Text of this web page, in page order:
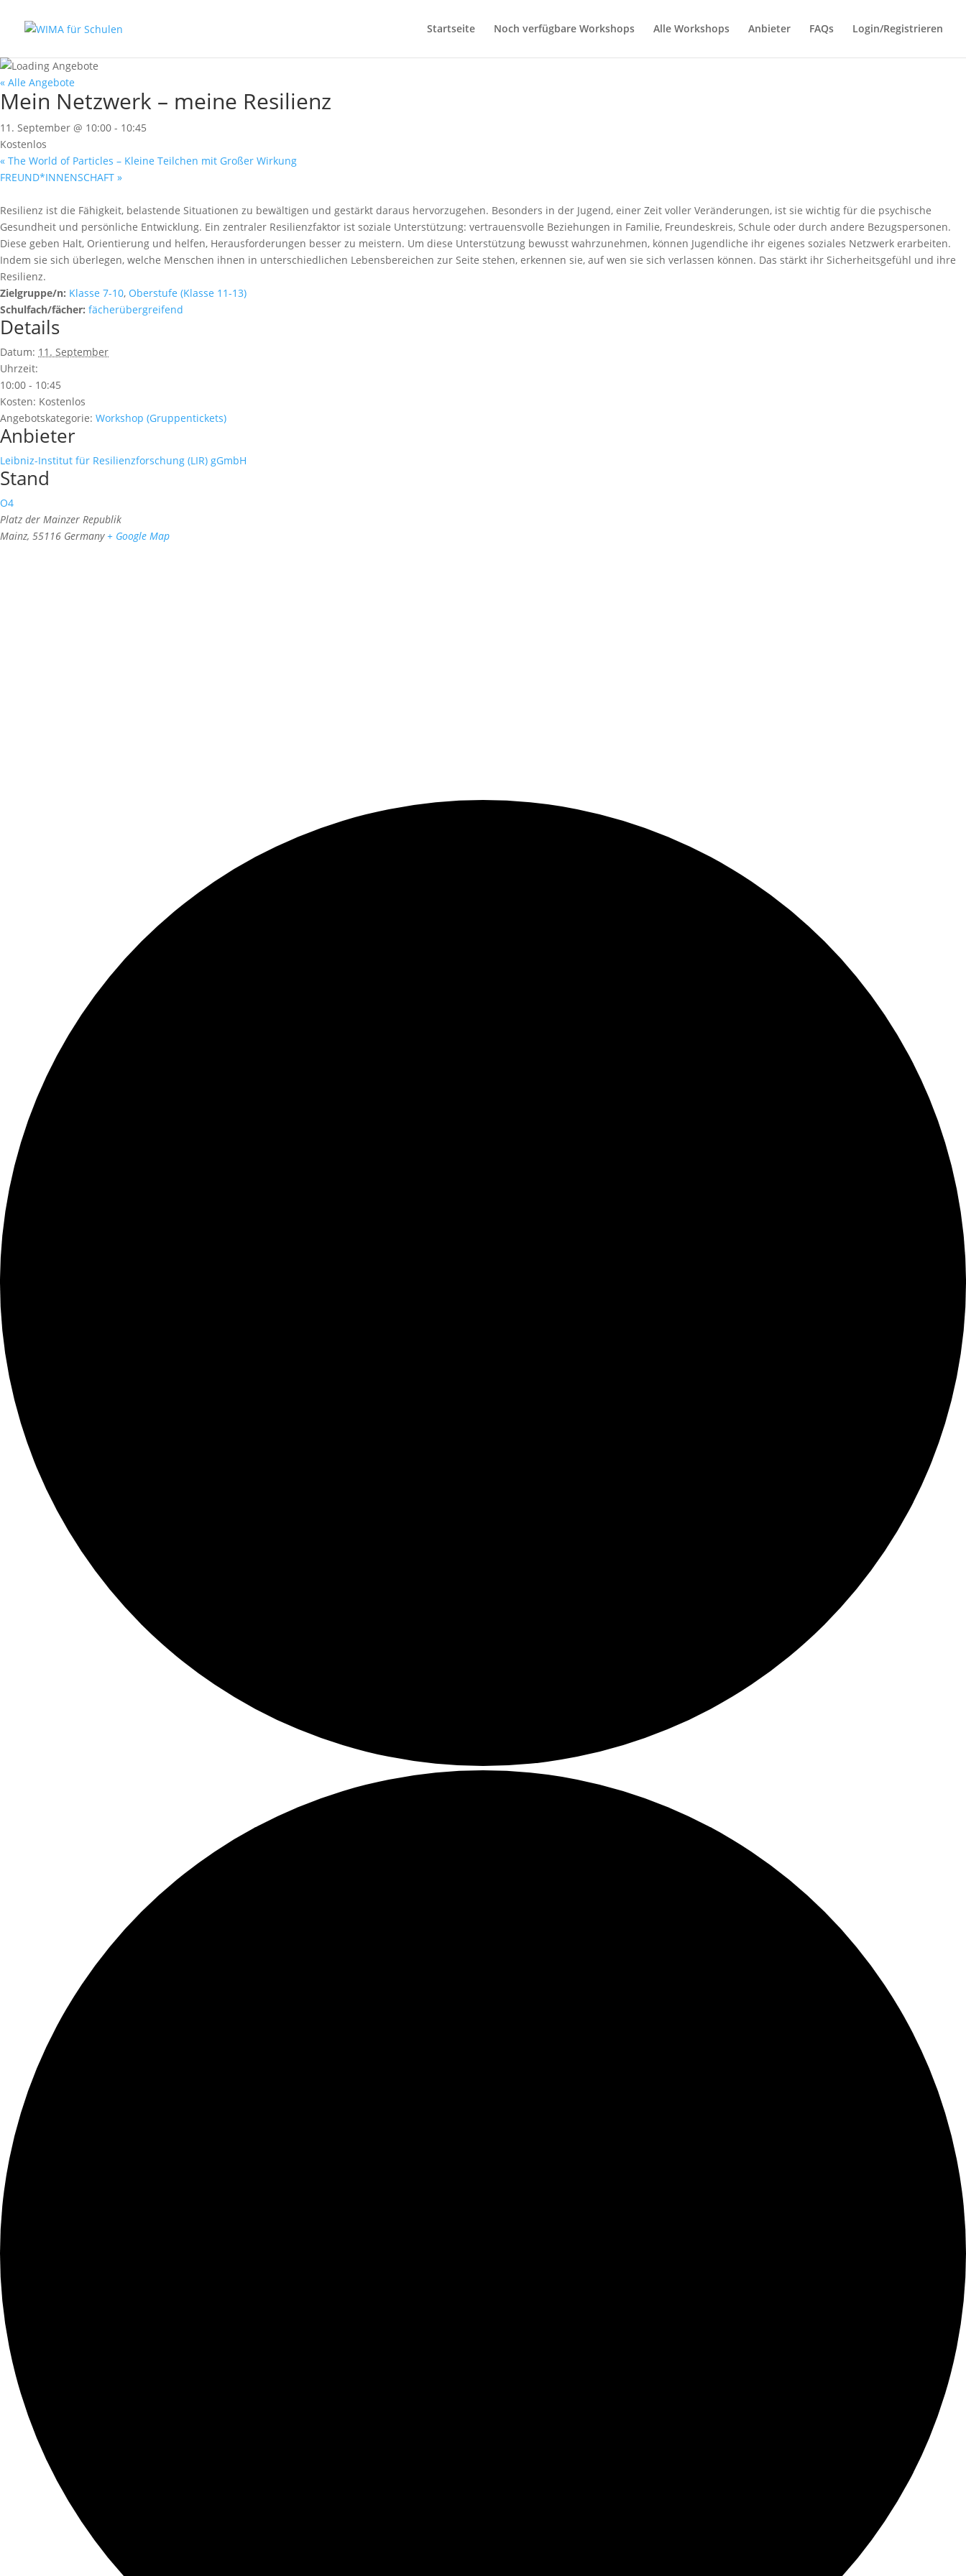
Startseite Noch verfügbare Workshops Alle Workshops Anbieter FAQs Login/Registrieren
« Alle Angebote
Mein Netzwerk – meine Resilienz
11. September @ 10:00 - 10:45
Kostenlos
« The World of Particles – Kleine Teilchen mit Großer Wirkung
FREUND*INNENSCHAFT »
Resilienz ist die Fähigkeit, belastende Situationen zu bewältigen und gestärkt daraus hervorzugehen. Besonders in der Jugend, einer Zeit voller Veränderungen, ist sie wichtig für die psychische
Gesundheit und persönliche Entwicklung. Ein zentraler Resilienzfaktor ist soziale Unterstützung: vertrauensvolle Beziehungen in Familie, Freundeskreis, Schule oder durch andere Bezugspersonen.
Diese geben Halt, Orientierung und helfen, Herausforderungen besser zu meistern. Um diese Unterstützung bewusst wahrzunehmen, können Jugendliche ihr eigenes soziales Netzwerk erarbeiten.
Indem sie sich überlegen, welche Menschen ihnen in unterschiedlichen Lebensbereichen zur Seite stehen, erkennen sie, auf wen sie sich verlassen können. Das stärkt ihr Sicherheitsgefühl und ihre
Resilienz.
Zielgruppe/n: Klasse 7-10, Oberstufe (Klasse 11-13)
Schulfach/fächer: fächerübergreifend
Details
Datum: 11. September
Uhrzeit:
10:00 - 10:45
Kosten: Kostenlos
Angebotskategorie: Workshop (Gruppentickets)
Anbieter
Leibniz-Institut für Resilienzforschung (LIR) gGmbH
Stand
O4
Platz der Mainzer Republik
Mainz, 55116 Germany + Google Map